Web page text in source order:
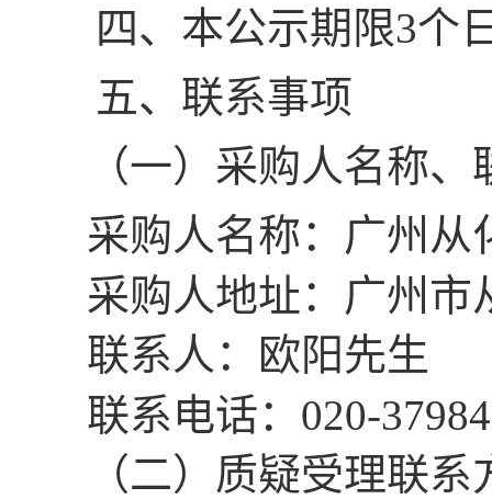
四、 本公示期限3个
五、 联系事项
（一） 采购人名称、
采购人名称：广州从
采购人地址：广州市
联系人：欧阳先生
联系电话： 020-
（二）质疑受理联系